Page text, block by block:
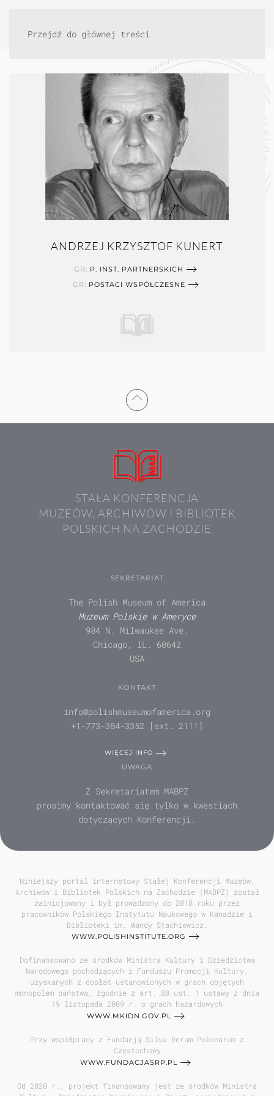
Przejdź do głównej treści
ANDRZEJ KRZYSZTOF KUNERT
GR: P. INST. PARTNERSKICH
GR: POSTACI WSPÓŁCZESNE
STAŁA KONFERENCJA
MUZEÓW, ARCHIWÓW I BIBLIOTEK
POLSKICH NA ZACHODZIE
SEKRETARIAT
The Polish Museum of America
Muzeum Polskie w Ameryce
984 N. Milwaukee Ave.
Chicago, IL. 60642
USA
KONTAKT
info@polishmuseumofamerica.org
+1-773-384-3352 [ext. 2111]
WIĘCEJ INFO
UWAGA
Z Sekretariatem MABPZ
prosimy kontaktować się tylko w kwestiach
dotyczących Konferencji.
Niniejszy portal internetowy Stałej Konferencji Muzeów,
Archiwów i Bibliotek Polskich na Zachodzie (MABPZ) został
zainicjowany i był prowadzony do 2018 roku przez
pracowników Polskiego Instytutu Naukowego w Kanadzie i
Biblioteki im. Wandy Stachiewicz.
WWW.POLISHINSTITUTE.ORG
Dofinansowano ze środków Ministra Kultury i Dziedzictwa
Narodowego pochodzących z Funduszu Promocji Kultury,
uzyskanych z dopłat ustanowionych w grach objętych
monopolem państwa, zgodnie z art. 80 ust. 1 ustawy z dnia
19 listopada 2009 r. o grach hazardowych
WWW.MKIDN.GOV.PL
Przy współpracy z Fundacją Silva Rerum Polonarum z
Częstochowy
WWW.FUNDACJASRP.PL
Od 2020 r., projekt finansowany jest ze środków Ministra